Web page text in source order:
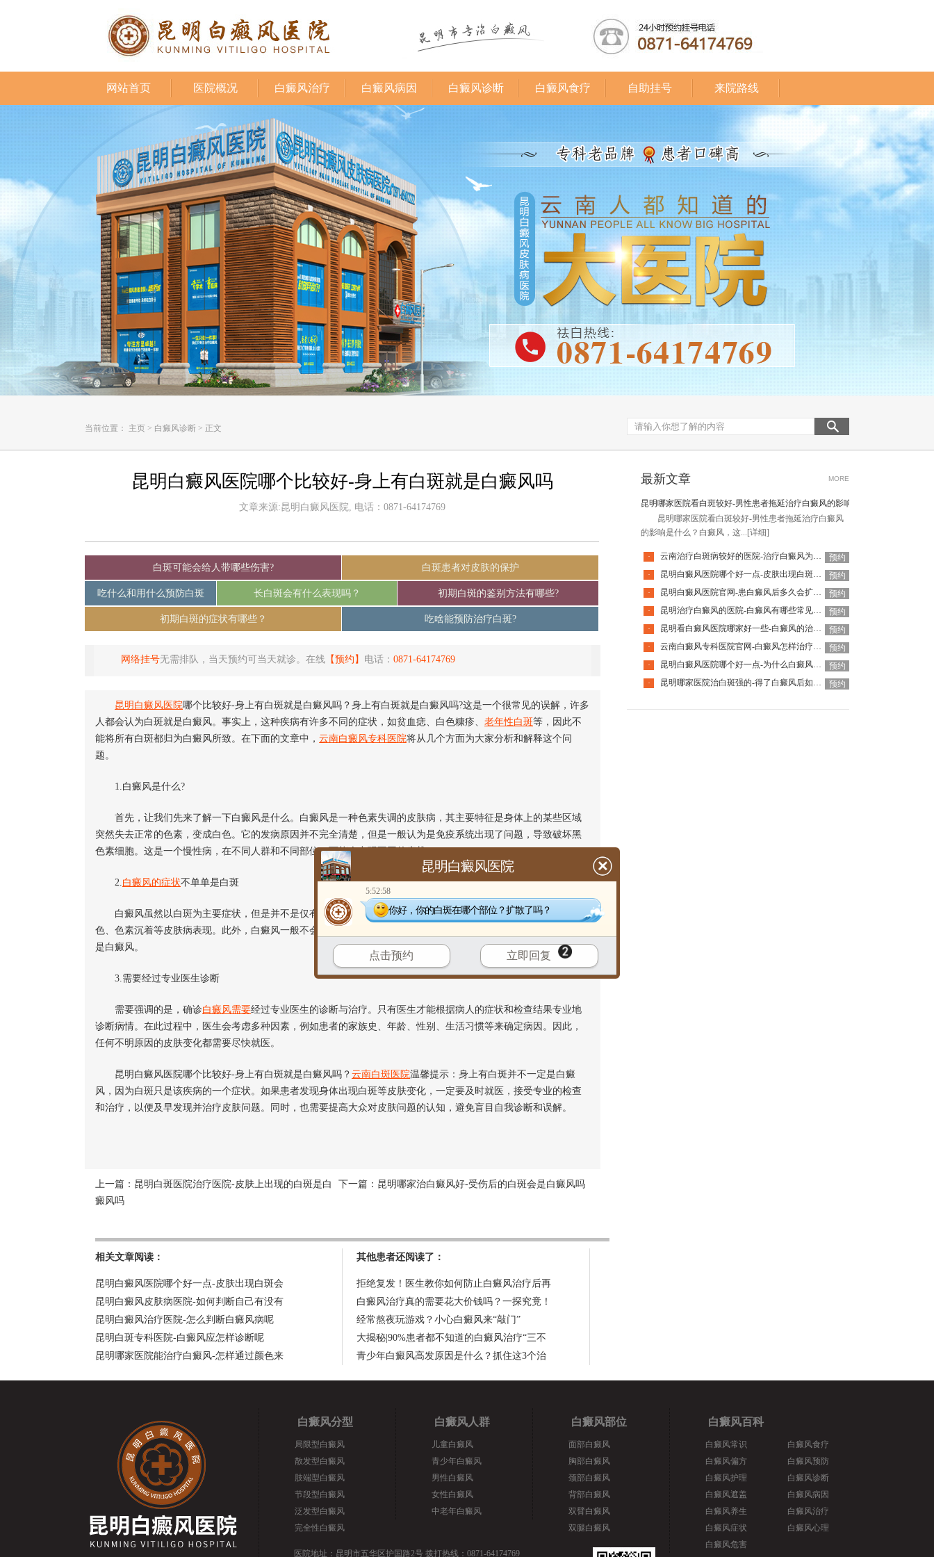
网站首页 医院概况 白癜风治疗 白癜风病因 白癜风诊断 白癜风食疗 自助挂号 来院路线
当前位置： 主页 > 白癜风诊断 > 正文
昆明白癜风医院哪个比较好-身上有白斑就是白癜风吗
文章来源:昆明白癜风医院, 电话：0871-64174769
白斑可能会给人带哪些伤害? 白斑患者对皮肤的保护
吃什么和用什么预防白斑 长白斑会有什么表现吗？ 初期白斑的鉴别方法有哪些?
初期白斑的症状有哪些？ 吃啥能预防治疗白斑?
网络挂号无需排队，当天预约可当天就诊。在线 【预约】 电话： 0871-64174769
昆明白癜风医院哪个比较好-身上有白斑就是白癜风吗？身上有白斑就是白癜风吗?这是一个很常见的误解，许多
人都会认为白斑就是白癜风。事实上，这种疾病有许多不同的症状，如贫血痣、白色糠疹、 老年性白斑等，因此不
能将所有白斑都归为白癜风所致。在下面的文章中， 云南白癜风专科医院将从几个方面为大家分析和解释这个问
题。
1.白癜风是什么?
首先，让我们先来了解一下白癜风是什么。白癜风是一种色素失调的皮肤病，其主要特征是身体上的某些区域
突然失去正常的色素，变成白色。它的发病原因并不完全清楚，但是一般认为是免疫系统出现了问题，导致破坏黑
色素细胞。这是一个慢性病，在不同人群和不同部位，可能会出现不同的症状。
2.白癜风的症状不单单是白斑
白癜风虽然以白斑为主要症状，但是并不是仅有的病征。有些患者可能还会出现其他的症状，例如搔痒、脱
色、色素沉着等皮肤病表现。此外，白癜风一般不会出现发红、发炎或结痂等情况。因此，单纯的白斑并不能肯定
是白癜风。
3.需要经过专业医生诊断
需要强调的是，确诊白癜风需要经过专业医生的诊断与治疗。只有医生才能根据病人的症状和检查结果专业地
诊断病情。在此过程中，医生会考虑多种因素，例如患者的家族史、年龄、性别、生活习惯等来确定病因。因此，
任何不明原因的皮肤变化都需要尽快就医。
昆明白癜风医院哪个比较好-身上有白斑就是白癜风吗？ 云南白斑医院温馨提示：身上有白斑并不一定是白癜
风，因为白斑只是该疾病的一个症状。如果患者发现身体出现白斑等皮肤变化，一定要及时就医，接受专业的检查
和治疗，以便及早发现并治疗皮肤问题。同时，也需要提高大众对皮肤问题的认知，避免盲目自我诊断和误解。
上一篇： 昆明白斑医院治疗医院-皮肤上出现的白斑是白
癜风吗
下一篇： 昆明哪家治白癜风好-受伤后的白斑会是白癜风吗
相关文章阅读：
昆明白癜风医院哪个好一点-皮肤出现白斑会
昆明白癜风皮肤病医院-如何判断自己有没有
昆明白癜风治疗医院-怎么判断白癜风病呢
昆明白斑专科医院-白癜风应怎样诊断呢
昆明哪家医院能治疗白癜风-怎样通过颜色来
其他患者还阅读了：
拒绝复发！医生教你如何防止白癜风治疗后再
白癜风治疗真的需要花大价钱吗？一探究竟！
经常熬夜玩游戏？小心白癜风来“敲门”
大揭秘|90%患者都不知道的白癜风治疗“三不
青少年白癜风高发原因是什么？抓住这3个治
最新文章 MORE
昆明哪家医院看白斑较好-男性患者拖延治疗白癜风的影响是什么
昆明哪家医院看白斑较好-男性患者拖延治疗白癜风
的影响是什么？白癜风，这... [详细]
· 云南治疗白斑病较好的医院-治疗白癜风为何如此难呢
预约
·
昆明白癜风医院哪个好一点-皮肤出现白斑会是白癜风吗
预约
·
昆明白癜风医院官网-患白癜风后多久会扩散呢
预约
·
昆明治疗白癜风的医院-白癜风有哪些常见谣言呢
预约
·
昆明看白癜风医院哪家好一些-白癜风的治疗要注意什么呢
预约
·
云南白癜风专科医院官网-白癜风怎样治疗才科学呢
预约
·
昆明白癜风医院哪个好一点-为什么白癜风治疗周期那么长呢
预约
·
昆明哪家医院治白斑强的-得了白癜风后如何调节心理问题呢 预约
白癜风分型
局限型白癜风
散发型白癜风
肢端型白癜风
节段型白癜风
泛发型白癜风
完全性白癜风
白癜风人群
儿童白癜风
青少年白癜风
男性白癜风
女性白癜风
中老年白癜风
白癜风部位
面部白癜风
胸部白癜风
颈部白癜风
背部白癜风
双臂白癜风
双腿白癜风
白癜风百科
白癜风常识
白癜风偏方
白癜风护理
白癜风遮盖
白癜风养生
白癜风症状
白癜风危害
白癜风食疗
白癜风预防
白癜风诊断
白癜风病因
白癜风治疗
白癜风心理
医院地址：昆明市五华区护国路2号 拨打热线：0871-64174769
昆明白癜风医院
5:52:58
你好，你的白斑在哪个部位？扩散了吗？
点击预约 立即回复